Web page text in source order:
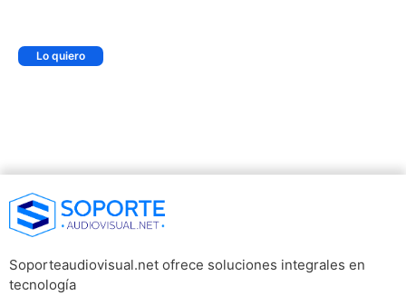
Lo quiero
Soporteaudiovisual.net ofrece soluciones integrales en
tecnología